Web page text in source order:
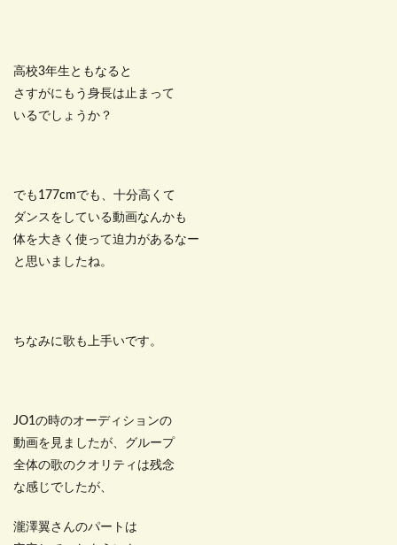
高校3年生ともなると
さすがにもう身長は止まって
いるでしょうか？
でも177cmでも、十分高くて
ダンスをしている動画なんかも
体を大きく使って迫力があるなー
と思いましたね。
ちなみに歌も上手いです。
JO1の時のオーディションの
動画を見ましたが、グループ
全体の歌のクオリティは残念
な感じでしたが、
瀧澤翼さんのパートは